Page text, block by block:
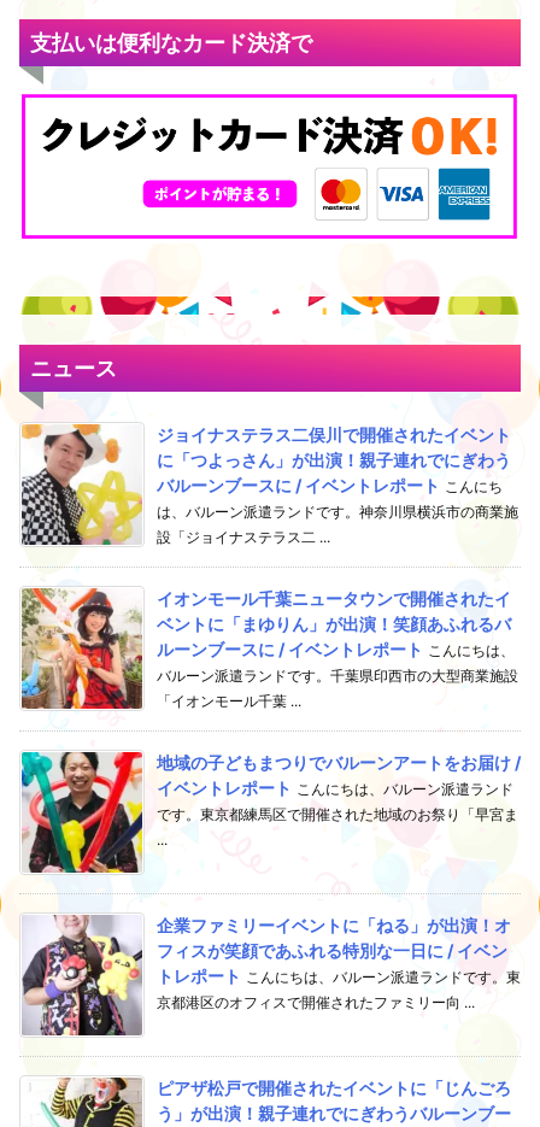
支払いは便利なカード決済で
ニュース
ジョイナステラス二俣川で開催されたイベント
に「つよっさん」が出演！親子連れでにぎわう
バルーンブースに / イベントレポート
こんにち
は、バルーン派遣ランドです。神奈川県横浜市の商業施
設「ジョイナステラス二 ...
イオンモール千葉ニュータウンで開催されたイ
ベントに「まゆりん」が出演！笑顔あふれるバ
ルーンブースに / イベントレポート
こんにちは、
バルーン派遣ランドです。千葉県印西市の大型商業施設
「イオンモール千葉 ...
地域の子どもまつりでバルーンアートをお届け /
イベントレポート
こんにちは、バルーン派遣ランド
です。東京都練馬区で開催された地域のお祭り「早宮ま
...
企業ファミリーイベントに「ねる」が出演！オ
フィスが笑顔であふれる特別な一日に / イベン
トレポート
こんにちは、バルーン派遣ランドです。東
京都港区のオフィスで開催されたファミリー向 ...
ピアザ松戸で開催されたイベントに「じんごろ
う」が出演！親子連れでにぎわうバルーンブー